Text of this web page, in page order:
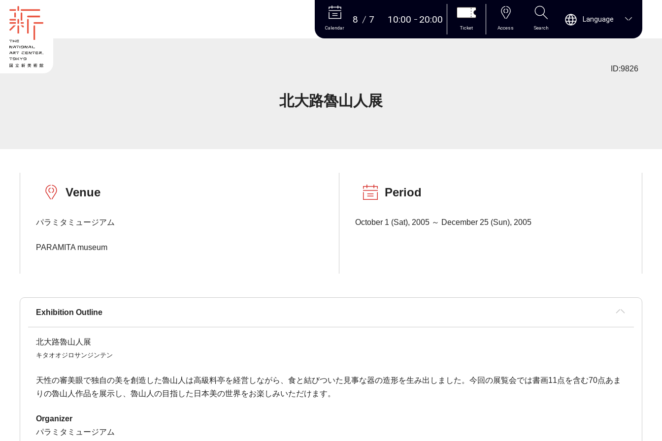
More
Calendar
8 7 10:00 20:00
Ticket Access Search
Language
ID:9826
北大路魯山人展
Venue
パラミタミュージアム
PARAMITA museum
Period
October 1 (Sat), 2005 ～ December 25 (Sun), 2005
Exhibition Outline
北大路魯山人展
キタオオジロサンジンテン
天性の審美眼で独自の美を創造した魯山人は高級料亭を経営しながら、食と結びついた見事な器の造形を生み出しました。今回の展覧会では書画11点を含む70点あま
りの魯山人作品を展示し、魯山人の目指した日本美の世界をお楽しみいただけます。
Organizer
パラミタミュージアム